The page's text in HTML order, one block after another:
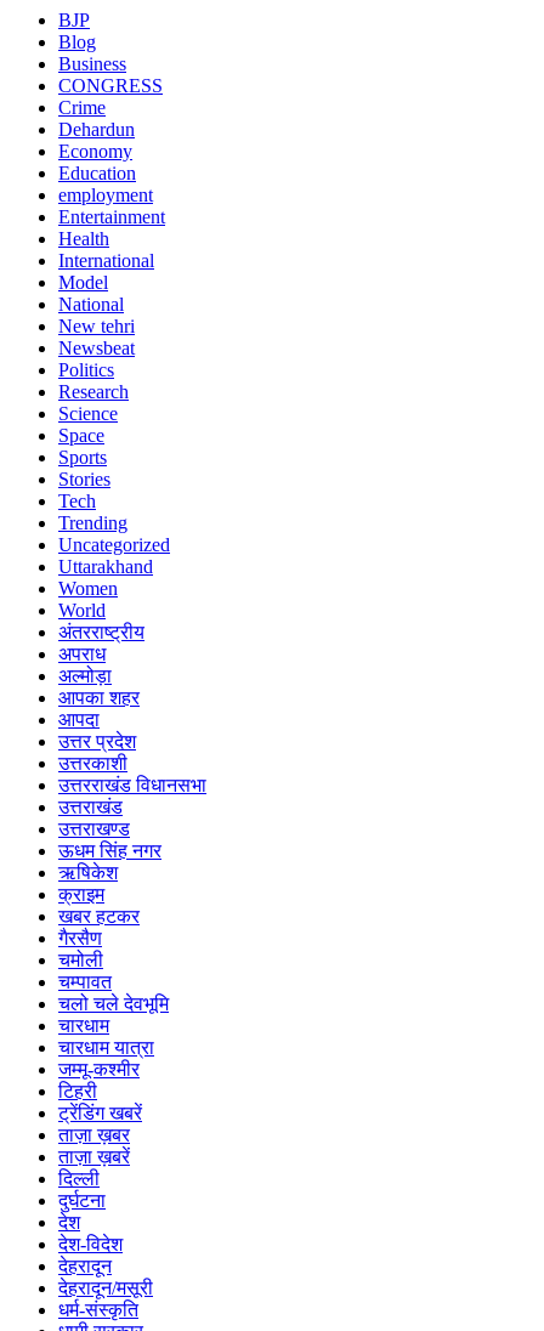
BJP
Blog
Business
CONGRESS
Crime
Dehardun
Economy
Education
employment
Entertainment
Health
International
Model
National
New tehri
Newsbeat
Politics
Research
Science
Space
Sports
Stories
Tech
Trending
Uncategorized
Uttarakhand
Women
World
अंतरराष्ट्रीय
अपराध
अल्मोड़ा
आपका शहर
आपदा
उत्तर प्रदेश
उत्तरकाशी
उत्तरराखंड विधानसभा
उत्तराखंड
उत्तराखण्ड
ऊधम सिंह नगर
ऋषिकेश
क्राइम
खबर हटकर
गैरसैण
चमोली
चम्पावत
चलो चले देवभूमि
चारधाम
चारधाम यात्रा
जम्मू-कश्मीर
टिहरी
ट्रेंडिंग खबरें
ताज़ा ख़बर
ताज़ा ख़बरें
दिल्ली
दुर्घटना
देश
देश-विदेश
देहरादून
देहरादून/मसूरी
धर्म-संस्कृति